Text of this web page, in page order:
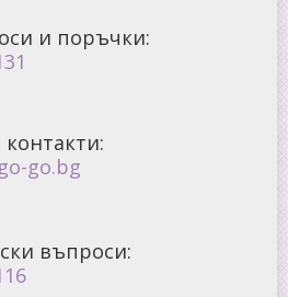
и поръчки:
контакти:
go.bg
въпроси: